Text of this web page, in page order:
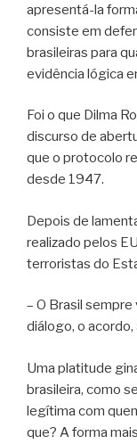
apresentá-la
consiste em
brasileiras para
evidência lógica
Foi o que Dilma
discurso de
que o protocolo
desde 1947.
Depois de
realizado pelos
terroristas do
– O Brasil
diálogo, o acordo,
Uma platitude
brasileira, como
legítima com
que? A forma